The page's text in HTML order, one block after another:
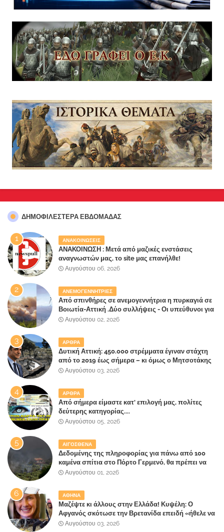
ΔΗΜΟΦΙΛΈΣΤΕΡΑ ΕΒΔΟΜΆΔΑΣ
ΑΝΑΚΟΙΝΩΣΕΙΣ
ΑΝΑΚΟΙΝΩΣΗ : Μετά από μαζικές ενστάσεις
αναγνωστών μας, το site μας επανήλθε!
Αυγούστου 06, 2026
ΑΝΕΜΟΓΕΝΝΗΤΡΙΕΣ
Από σπινθήρες σε ανεμογεννήτρια η πυρκαγιά σε
Βοιωτία-Αττική .Δύο συλλήψεις - Οι υπεύθυνοι για
την λάθος διαχείριση της κατάσβεσης θα
Αυγούστου 02, 2026
ΑΡΘΡΑ
Δυτική Αττική: 450.000 στρέμματα έγιναν στάχτη
από το 2019 έως σήμερα – κι όμως ο Μητσοτάκης
έλαβε 40% και 45% στις εκλογές του 2023,ενώ 50%
Αυγούστου 03, 2026
ΑΡΘΡΑ
Από σήμερα είμαστε κατ' επιλογή μας, πολίτες
δεύτερης κατηγορίας....
Αυγούστου 05, 2026
ΑΙΓΟΣΘΕΝΑ
Δεδομένης της πληροφορίας για πάνω από 100
καμένα σπίτια στο Πόρτο Γερμενό, θα πρέπει να
αναζητηθούν ευθύνες για την ολοσχερή
επίγειου παραδείσου της Αττικής
Αυγούστου 01, 2026
ΑΘΗΝΑ
Μαζέψτε κι άλλους στην Ελλάδα! Κυψέλη: Ο
Αφγανός σκότωσε την Βρετανίδα επειδή «ήθελε να
κάνει τη σύντροφό του χριστιανή»
Αυγούστου 03, 2026